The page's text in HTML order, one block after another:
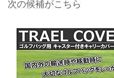
次の候補がこちら